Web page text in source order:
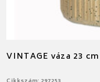
VINTAGE váza 23 cm